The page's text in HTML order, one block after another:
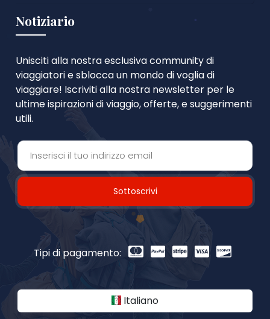
Notiziario
Unisciti alla nostra esclusiva community di
viaggiatori e sblocca un mondo di voglia di
viaggiare! Iscriviti alla nostra newsletter per le
ultime ispirazioni di viaggio, offerte, e suggerimenti
utili.
Sottoscrivi
Tipi di pagamento:
Italiano